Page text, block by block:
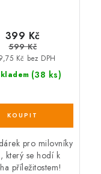
(38 ks)
Kč bez DPH
399 Kč
599 Kč
pro milovníky
který se hodí k
příležitostem!